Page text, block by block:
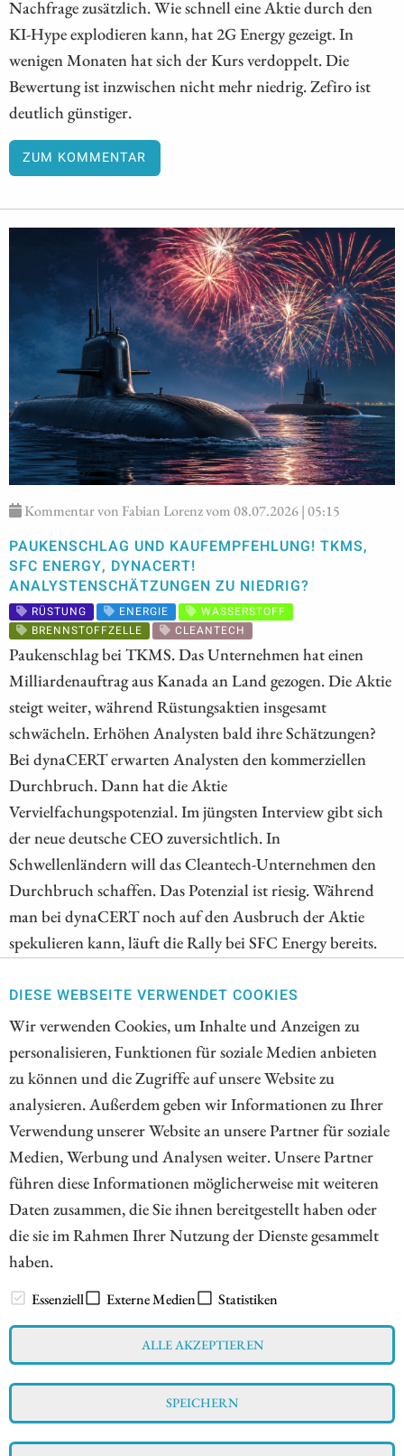
DIESE WEBSEITE VERWENDET COOKIES
Wir verwenden Cookies, um Inhalte und Anzeigen zu
personalisieren, Funktionen für soziale Medien anbieten
zu können und die Zugriffe auf unsere Website zu
analysieren. Außerdem geben wir Informationen zu Ihrer
Verwendung unserer Website an unsere Partner für soziale
Medien, Werbung und Analysen weiter. Unsere Partner
führen diese Informationen möglicherweise mit weiteren
Daten zusammen, die Sie ihnen bereitgestellt haben oder
die sie im Rahmen Ihrer Nutzung der Dienste gesammelt
haben.
Essenziell Externe Medien Statistiken
ALLE AKZEPTIEREN
SPEICHERN
Nachfrage zusätzlich. Wie schnell eine Aktie durch den
KI-Hype explodieren kann, hat 2G Energy gezeigt. In
wenigen Monaten hat sich der Kurs verdoppelt. Die
Bewertung ist inzwischen nicht mehr niedrig. Zefiro ist
deutlich günstiger.
ZUM KOMMENTAR
Kommentar von Fabian Lorenz vom 08.07.2026 | 05:15
PAUKENSCHLAG UND KAUFEMPFEHLUNG! TKMS,
SFC ENERGY, DYNACERT!
ANALYSTENSCHÄTZUNGEN ZU NIEDRIG?
RÜSTUNG ENERGIE
WASSERSTOFF
BRENNSTOFFZELLE
CLEANTECH
Paukenschlag bei TKMS. Das Unternehmen hat einen
Milliardenauftrag aus Kanada an Land gezogen. Die Aktie
steigt weiter, während Rüstungsaktien insgesamt
schwächeln. Erhöhen Analysten bald ihre Schätzungen?
Bei dynaCERT erwarten Analysten den kommerziellen
Durchbruch. Dann hat die Aktie
Vervielfachungspotenzial. Im jüngsten Interview gibt sich
der neue deutsche CEO zuversichtlich. In
Schwellenländern will das Cleantech-Unternehmen den
Durchbruch schaffen. Das Potenzial ist riesig. Während
man bei dynaCERT noch auf den Ausbruch der Aktie
spekulieren kann, läuft die Rally bei SFC Energy bereits.
können. Analysten bewerten die jüngste Übernahme
positiv und sehen weiteres Kurspotenzial.
ZUM KOMMENTAR
1 2 3 4 5 6 7
zu ESG bewussten Unternehmen aus allen Teilen der Welt
Impressum
Datenschutz
Interessenskonflikt & Risikohinweis
Nutzungsbedingungen
Cookie-Einstellungen